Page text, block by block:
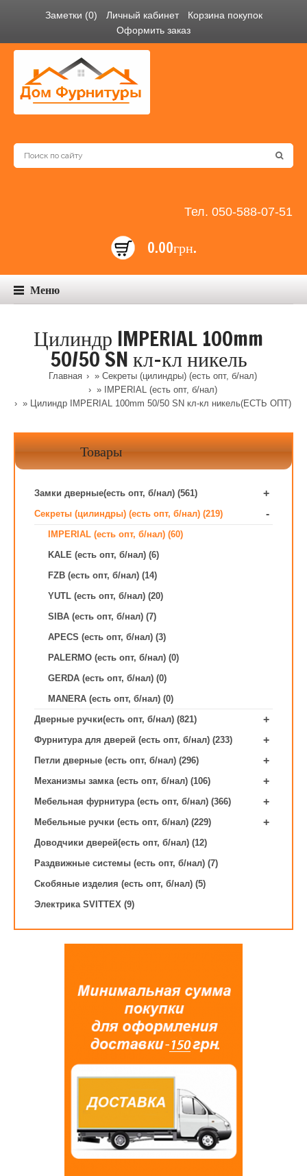
Заметки (0) Личный кабинет
Корзина покупок
Оформить заказ
Тел. 050-588-07-51
0.00грн.
Меню
Цилиндр IMPERIAL 100mm
50/50 SN кл-кл никель
Главная » Секреты (цилиндры) (есть опт, б/нал)
»
IMPERIAL (есть опт, б/нал)
» Цилиндр IMPERIAL 100mm 50/50 SN кл-кл никель(ЕСТЬ ОПТ)
Товары
Замки дверные(есть опт, б/нал) (561) +
Секреты (цилиндры) (есть опт, б/нал) (219) -
IMPERIAL (есть опт, б/нал) (60)
KALE (есть опт, б/нал) (6)
FZB (есть опт, б/нал) (14)
YUTL (есть опт, б/нал) (20)
SIBA (есть опт, б/нал) (7)
APECS (есть опт, б/нал) (3)
PALERMO (есть опт, б/нал) (0)
GERDA (есть опт, б/нал) (0)
MANERA (есть опт, б/нал) (0)
Дверные ручки(есть опт, б/нал) (821)
+
Фурнитура для дверей (есть опт, б/нал) (233) +
Петли дверные (есть опт, б/нал) (296) +
Механизмы замка (есть опт, б/нал) (106) +
Мебельная фурнитура (есть опт, б/нал) (366) +
Мебельные ручки (есть опт, б/нал) (229) +
Доводчики дверей(есть опт, б/нал) (12)
Раздвижные системы (есть опт, б/нал) (7)
Скобяные изделия (есть опт, б/нал) (5)
Электрика SVITTEX (9)